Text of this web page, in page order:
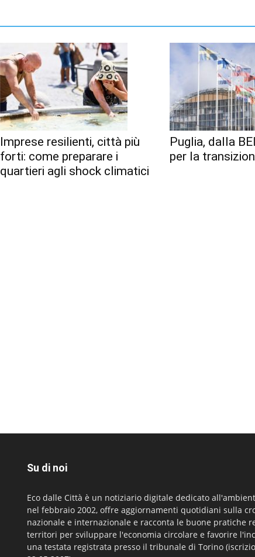
Imprese resilienti, città più
forti: come preparare i
quartieri agli shock climatici
Puglia, dalla
per la
Su di noi
Eco dalle Città è un notiziario digitale dedicato
nel febbraio 2002, offre aggiornamenti quotidiani sulla
nazionale e internazionale e racconta le buone pratiche
territori per sviluppare l'economia circolare e favorire
una testata registrata presso il tribunale di Torino